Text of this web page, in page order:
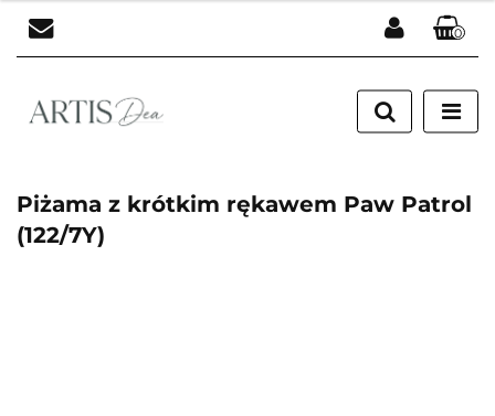
Zaloguj się
Zarejestruj się
0
Piżama z krótkim rękawem Paw Patrol
(122/7Y)